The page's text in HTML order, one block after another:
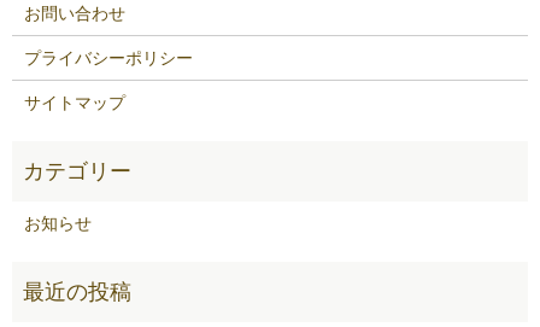
お問い合わせ
プライバシーポリシー
サイトマップ
お知らせ